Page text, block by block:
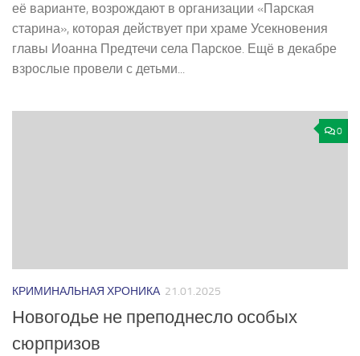
её варианте, возрождают в организации «Парская
старина», которая действует при храме Усекновения
главы Иоанна Предтечи села Парское. Ещё в декабре
взрослые провели с детьми...
0
КРИМИНАЛЬНАЯ ХРОНИКА 21.01.2025
Новогодье не преподнесло особых
сюрпризов